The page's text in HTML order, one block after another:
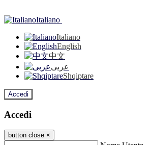
Italiano
Italiano
English
中文
عربى
Shqiptare
Accedi
Accedi
button close ×